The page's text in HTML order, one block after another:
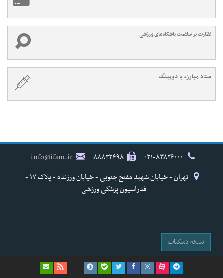
نظارت بر سلامت باشگاه‌های ورزشی
ستاد مبارزه با دوپینگ
۸۸۸۳۳۴۹۸
info@ifsm.ir
تهران - خیابان شهید مفتح جنوبی - خیابان ورزنده - پلاک ۱۷ -
فدراسیون پزشکی ورزشی
نسخه دسکتاپ